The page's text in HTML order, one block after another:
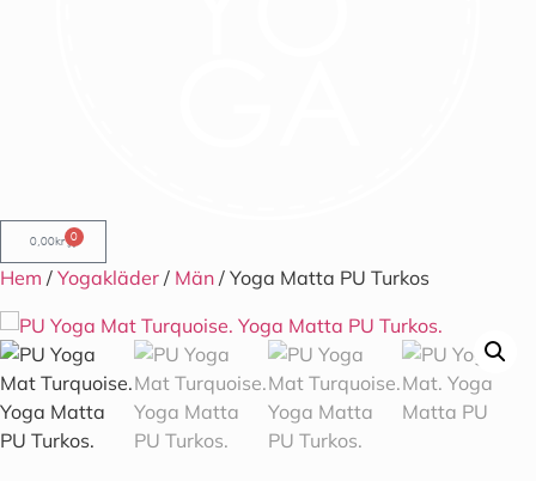
0,00kr 0
Hem / Yogakläder / Män / Yoga Matta PU Turkos